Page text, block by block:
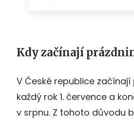
Kdy začínají
V České republice začínají
každý rok 1. července a
v srpnu. Z tohoto důvodu